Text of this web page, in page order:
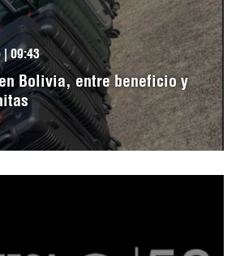
| 09:43
Bolivia, entre beneficio y